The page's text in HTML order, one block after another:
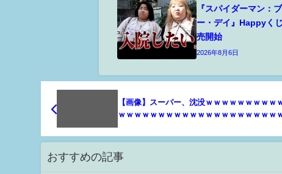
『スパイダーマン：
ー・デイ』Happyく
売開始
2026年8月6日
【画像】スーパー、沈没ｗｗｗｗｗｗｗｗｗ
ｗｗｗｗｗｗｗｗｗｗｗｗｗｗｗｗｗｗｗｗ
おすすめの記事